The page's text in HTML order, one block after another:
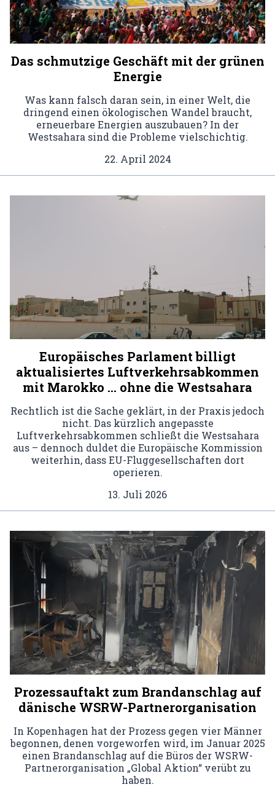
Das schmutzige Geschäft mit der grünen
Energie
Was kann falsch daran sein, in einer Welt, die
dringend einen ökologischen Wandel braucht,
erneuerbare Energien auszubauen? In der
Westsahara sind die Probleme vielschichtig.
22. April 2024
Europäisches Parlament billigt
aktualisiertes Luftverkehrsabkommen
mit Marokko … ohne die Westsahara
Rechtlich ist die Sache geklärt, in der Praxis jedoch
nicht. Das kürzlich angepasste
Luftverkehrsabkommen schließt die Westsahara
aus – dennoch duldet die Europäische Kommission
weiterhin, dass EU-Fluggesellschaften dort
operieren.
13. Juli 2026
Prozessauftakt zum Brandanschlag auf
dänische WSRW-Partnerorganisation
In Kopenhagen hat der Prozess gegen vier Männer
begonnen, denen vorgeworfen wird, im Januar 2025
einen Brandanschlag auf die Büros der WSRW-
Partnerorganisation „Global Aktion“ verübt zu
haben.